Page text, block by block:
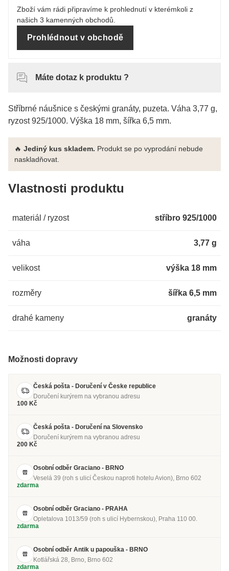
Zboží vám rádi připravíme k prohlednutí v kterémkoli z
našich 3 kamenných obchodů.
Prohlédnout v obchodě
Máte dotaz k produktu ?
Stříbrné náušnice s českými granáty, puzeta. Váha 3,77 g,
ryzost 925/1000. Výška 18 mm, šířka 6,5 mm.
🔥 Jediný kus skladem. Produkt se po vyprodání nebude
naskladňovat.
Vlastnosti produktu
materiál / ryzost stříbro 925/1000
váha 3,77 g
velikost výška 18 mm
rozměry šířka 6,5 mm
drahé kameny granáty
Možnosti dopravy
Česká pošta - Doručení v Česke republice
Doručení kurýrem na vybranou adresu
100 Kč
Česká pošta - Doručení na Slovensko
Doručení kurýrem na vybranou adresu
200 Kč
Osobní odběr Graciano - BRNO
Veselá 39 (roh s ulicí Českou naproti hotelu Avion), Brno 602
zdarma
Osobní odběr Graciano - PRAHA
Opletalova 1013/59 (roh s ulicí Hybernskou), Praha 110 00.
zdarma
Osobní odběr Antik u papouška - BRNO
Kotlářská 28, Brno, Brno 602
zdarma